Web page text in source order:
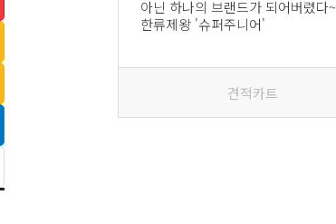
아닌 하나의 브랜드가 되어버렸다~
한류제왕 '슈퍼주니어'
견적카트